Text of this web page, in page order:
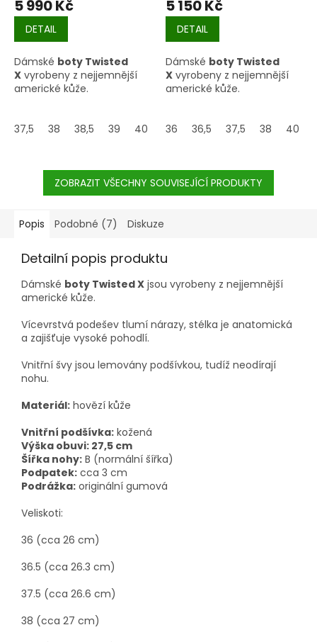
5 990 Kč
DETAIL
Dámské boty Twisted
X vyrobeny z nejjemnější
americké kůže.
37,5 38 38,5 39 40 40,5 41 42
5 150 Kč
DETAIL
Dámské boty Twisted
X vyrobeny z nejjemnější
americké kůže.
36 36,5 37,5 38 40
ZOBRAZIT VŠECHNY SOUVISEJÍCÍ PRODUKTY
Popis Podobné (7) Diskuze
Detailní popis produktu
Dámské boty Twisted X jsou vyrobeny z nejjemnější
americké kůže.
Vícevrstvá podešev tlumí nárazy, stélka je anatomická
a zajišťuje vysoké pohodlí.
Vnitřní švy jsou lemovány podšívkou, tudíž neodírají
nohu.
Materiál: hovězí kůže
Vnitřní podšívka: kožená
Výška obuvi: 27,5 cm
Šířka nohy: B (normální šířka)
Podpatek: cca 3 cm
Podrážka: originální gumová
Veliskoti:
36 (cca 26 cm)
36.5 (cca 26.3 cm)
37.5 (cca 26.6 cm)
38 (cca 27 cm)